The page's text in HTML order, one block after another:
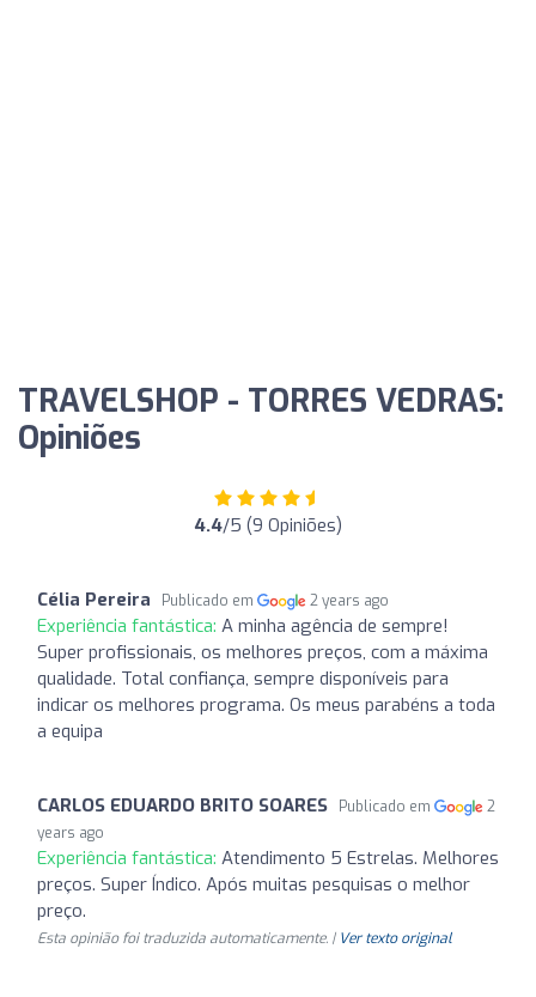
TRAVELSHOP - TORRES VEDRAS:
Opiniões
4.4/5 (9 Opiniões)
Célia Pereira Publicado em 2 years ago
Experiência fantástica: A minha agência de sempre!
Super profissionais, os melhores preços, com a máxima
qualidade. Total confiança, sempre disponíveis para
indicar os melhores programa. Os meus parabéns a toda
a equipa
CARLOS EDUARDO BRITO SOARES Publicado em
2
years ago
Experiência fantástica: Atendimento 5 Estrelas. Melhores
preços. Super Índico. Após muitas pesquisas o melhor
preço.
Esta opinião foi traduzida automaticamente. | Ver texto original